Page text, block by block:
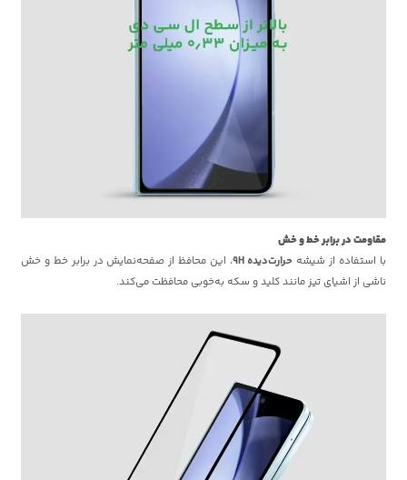
مقاومت در برابر خط و خش
با استفاده از شیشه حرارت‌دیده 9H
، این محافظ از صفحه‌نمایش در برابر خط و خش
ناشی از اشیای تیز مانند کلید و سکه به‌خوبی محافظت می‌کند.